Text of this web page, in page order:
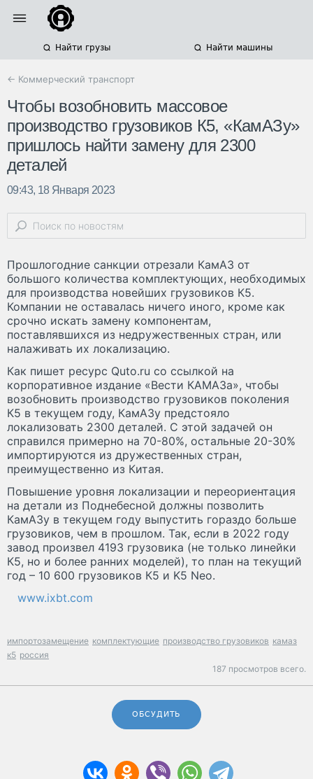
Найти грузы Найти машины
← Коммерческий транспорт
Чтобы возобновить массовое
производство грузовиков К5, «КамАЗу»
пришлось найти замену для 2300
деталей
09:43, 18 Января 2023
Прошлогодние санкции отрезали КамАЗ от
большого количества комплектующих, необходимых
для производства новейших грузовиков К5.
Компании не оставалась ничего иного, кроме как
срочно искать замену компонентам,
поставлявшихся из недружественных стран, или
налаживать их локализацию.
Как пишет ресурс Quto.ru со ссылкой на
корпоративное издание «Вести КАМАЗа», чтобы
возобновить производство грузовиков поколения
К5 в текущем году, КамАЗу предстояло
локализовать 2300 деталей. С этой задачей он
справился примерно на 70-80%, остальные 20-30%
импортируются из дружественных стран,
преимущественно из Китая.
Повышение уровня локализации и переориентация
на детали из Поднебесной должны позволить
КамАЗу в текущем году выпустить гораздо больше
грузовиков, чем в прошлом. Так, если в 2022 году
завод произвел 4193 грузовика (не только линейки
К5, но и более ранних моделей), то план на текущий
год – 10 600 грузовиков К5 и K5 Neo.
www.ixbt.com
импортозамещение комплектующие производство грузовиков камаз
к5 россия
187 просмотров всего.
ОБСУДИТЬ